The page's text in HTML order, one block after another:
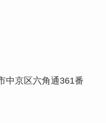
中京区六角通361番